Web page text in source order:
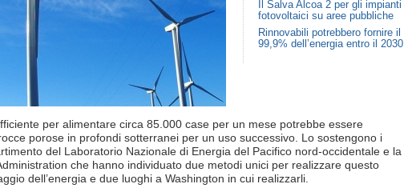
Il Salva Alcoa 2 per gli impianti
fotovoltaici su aree pubbliche
Rinnovabili potrebbero fornire il
99,9% dell’energia entro il 2030
per alimentare circa 85.000 case per un mese potrebbe essere
porose in profondi sotterranei per un uso successivo. Lo sostengono i
del Laboratorio Nazionale di Energia del Pacifico nord-occidentale e la
che hanno individuato due metodi unici per realizzare questo
dell’energia e due luoghi a Washington in cui realizzarli.